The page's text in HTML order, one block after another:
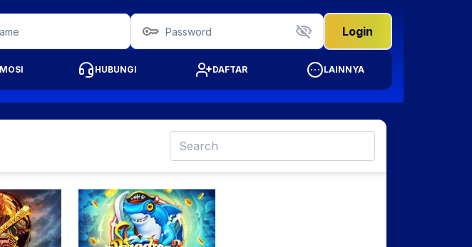
Login
HUBUNGI DAFTAR LAINNYA